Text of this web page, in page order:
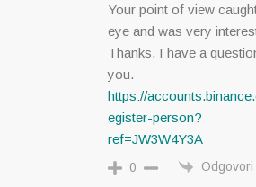
Your point of view
eye and was very
Thanks. I have a
you.
https://
egister-person?
ref=JW3W4Y3A
0 Odgovori